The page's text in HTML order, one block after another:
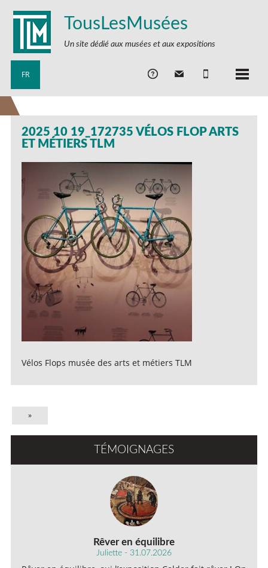
TousLesMusées
Un site dédié aux musées et aux expositions
FR
2025 10 19_172735 VÉLOS FLOP ARTS
ET MÉTIERS TLM
Vélos Flops musée des arts et métiers TLM
»
TÉMOIGNAGES
Rêver en équilibre
Juliette - 31.07.2026